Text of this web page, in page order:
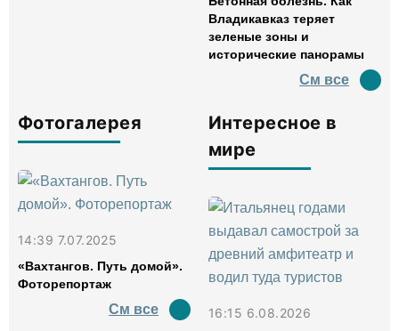
Владикавказ теряет
зеленые зоны и
исторические панорамы
См все
Фотогалерея
14:39 7.07.2025
«Вахтангов. Путь домой».
Фоторепортаж
См все
Интересное в
мире
16:15 6.08.2026